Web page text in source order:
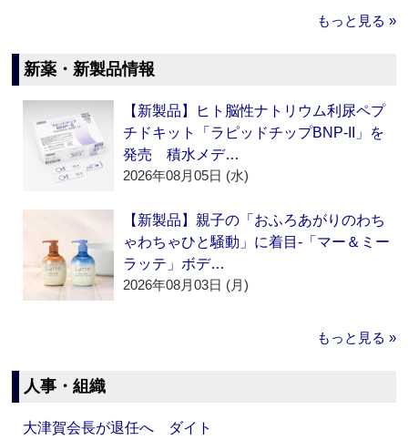
もっと見る »
新薬・新製品情報
【新製品】ヒト脳性ナトリウム利尿ペプ
チドキット「ラピッドチップBNP-II」を
発売 積水メデ…
2026年08月05日 (水)
【新製品】親子の「おふろあがりのわち
ゃわちゃひと騒動」に着目‐「マー＆ミー
ラッテ」ボデ…
2026年08月03日 (月)
もっと見る »
人事・組織
大津賀会長が退任へ ダイト